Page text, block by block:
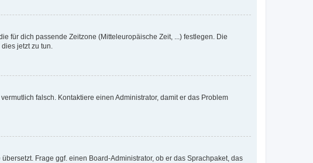
für dich passende Zeitzone (Mitteleuropäische Zeit, ...) festlegen. Die
jetzt zu tun.
falsch. Kontaktiere einen Administrator, damit er das Problem
Frage ggf. einen Board-Administrator, ob er das Sprachpaket, das